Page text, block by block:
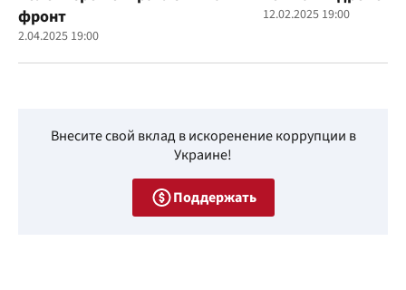
фронт
2.04.2025 19:00
12.02.2025 19:00
Внесите свой вклад в искоренение коррупции в
Украине!
Поддержать